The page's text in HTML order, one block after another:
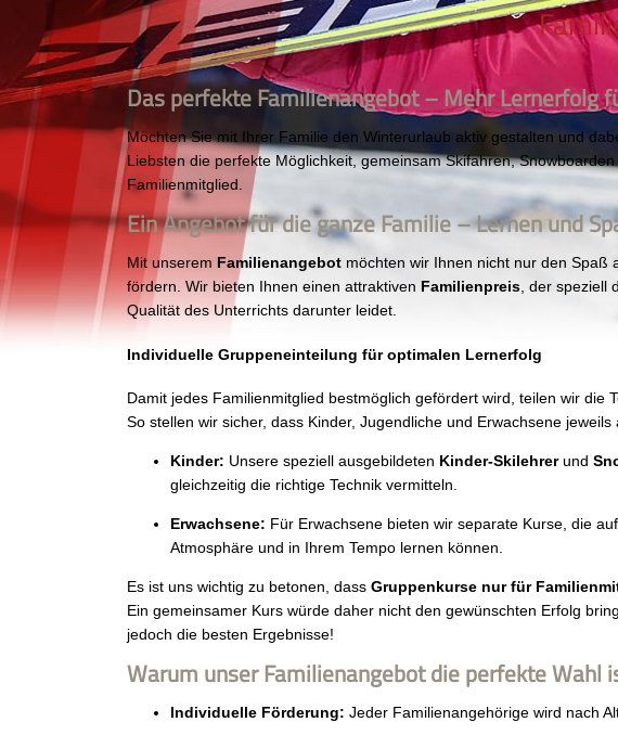
Das perfekte Familienangebot – Mehr Lernerfolg
Möchten Sie mit Ihrer Familie den Winterurlaub aktiv gestalten und
Liebsten die perfekte Möglichkeit, gemeinsam Skifahren,
Familienmitglied.
Ein Angebot für die ganze Familie – Lernen und
Mit unserem Familienangebot möchten wir Ihnen nicht nur den Spaß
fördern. Wir bieten Ihnen einen attraktiven Familienpreis , der
Qualität des Unterrichts darunter leidet.
Individuelle Gruppeneinteilung für optimalen Lernerfolg
Damit jedes Familienmitglied bestmöglich gefördert wird, teilen wir die
So stellen wir sicher, dass Kinder, Jugendliche und Erwachsene
Kinder: Unsere speziell ausgebildeten Kinder-Skilehrerund
gleichzeitig die richtige Technik vermitteln.
Erwachsene: Für Erwachsene bieten wir separate Kurse, die
Atmosphäre und in Ihrem Tempo lernen können.
Es ist uns wichtig zu betonen, dass Gruppenkurse nur für
Ein gemeinsamer Kurs würde daher nicht den gewünschten Erfolg
jedoch die besten Ergebnisse!
Warum unser Familienangebot die perfekte Wahl
Individuelle Förderung: Jeder Familienangehörige wird nach